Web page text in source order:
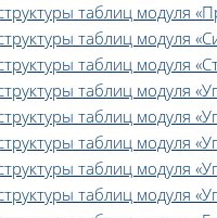
таблиц модуля
таблиц модуля
таблиц модуля
таблиц модуля
таблиц модуля
таблиц модуля
таблиц модуля
таблиц модуля